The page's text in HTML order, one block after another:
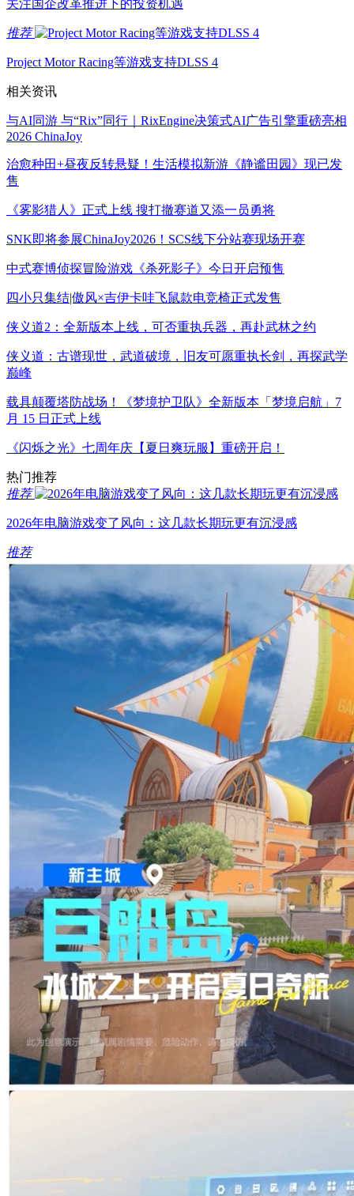
关注国企改革推进下的投资机遇
推荐
Project Motor Racing等游戏支持DLSS 4
相关资讯
与AI同游 与“Rix”同行｜RixEngine决策式AI广告引擎重磅亮相
2026 ChinaJoy
治愈种田+昼夜反转悬疑！生活模拟新游《静谧田园》现已发
售
《雾影猎人》正式上线 搜打撤赛道又添一员勇将
SNK即将参展ChinaJoy2026！SCS线下分站赛现场开赛
中式赛博侦探冒险游戏《杀死影子》今日开启预售
四小只集结|傲风×吉伊卡哇飞鼠款电竞椅正式发售
侠义道2：全新版本上线，可否重执兵器，再赴武林之约
侠义道：古谱现世，武道破境，旧友可愿重执长剑，再探武学
巅峰
载具颠覆塔防战场！《梦境护卫队》全新版本「梦境启航」7
月 15 日正式上线
《闪烁之光》七周年庆【夏日爽玩服】重磅开启！
热门推荐
推荐
2026年电脑游戏变了风向：这几款长期玩更有沉浸感
推荐